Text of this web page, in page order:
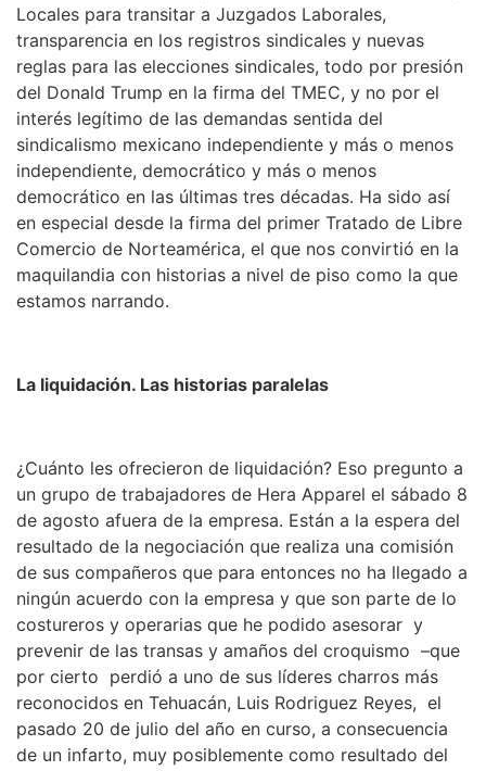
Locales para transitar a Juzgados Laborales,
transparencia en los registros sindicales y nuevas
reglas para las elecciones sindicales, todo por presión
del Donald Trump en la firma del TMEC, y no por el
interés legítimo de las demandas sentida del
sindicalismo mexicano independiente y más o menos
independiente, democrático y más o menos
democrático en las últimas tres décadas. Ha sido así
en especial desde la firma del primer Tratado de Libre
Comercio de Norteamérica, el que nos convirtió en la
maquilandia con historias a nivel de piso como la que
estamos narrando.
La liquidación. Las historias paralelas
¿Cuánto les ofrecieron de liquidación? Eso pregunto a
un grupo de trabajadores de Hera Apparel el sábado 8
de agosto afuera de la empresa. Están a la espera del
resultado de la negociación que realiza una comisión
de sus compañeros que para entonces no ha llegado a
ningún acuerdo con la empresa y que son parte de lo
costureros y operarias que he podido asesorar y
prevenir de las transas y amaños del croquismo –que
por cierto perdió a uno de sus líderes charros más
reconocidos en Tehuacán, Luis Rodriguez Reyes, el
pasado 20 de julio del año en curso, a consecuencia
de un infarto, muy posiblemente como resultado del